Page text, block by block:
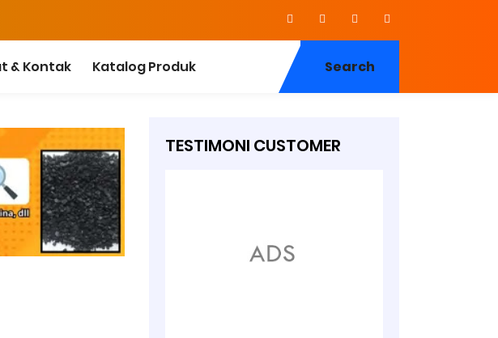
& Kontak Katalog Produk Search
TESTIMONI CUSTOMER